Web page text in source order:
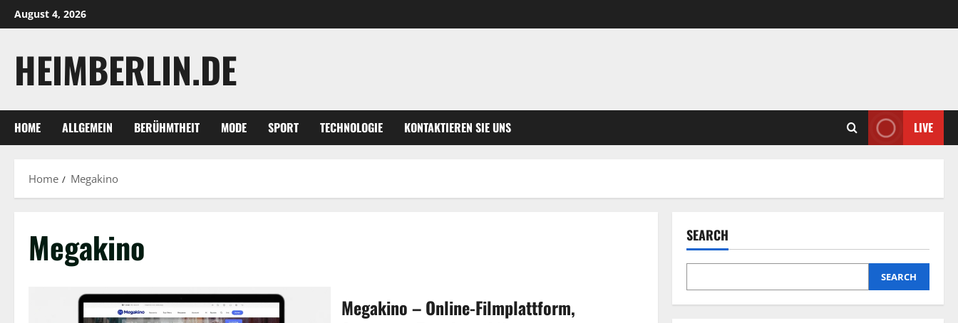
Skip
to
August 4, 2026
HEIMBERLIN.DE
HOME ALLGEMEIN BERÜHMTHEIT MODE SPORT TECHNOLOGIE KONTAKTIEREN SIE UNS LIVE
Home Megakino
Megakino
Megakino – Online-Filmplattform,
SEARCH
SEARCH